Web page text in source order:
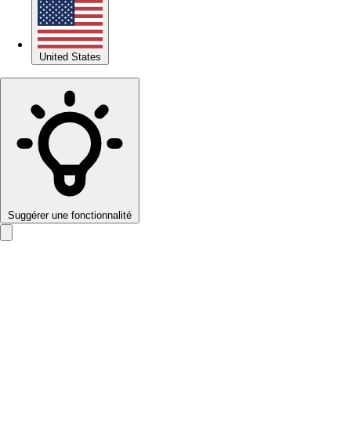
United States
Suggérer une fonctionnalité